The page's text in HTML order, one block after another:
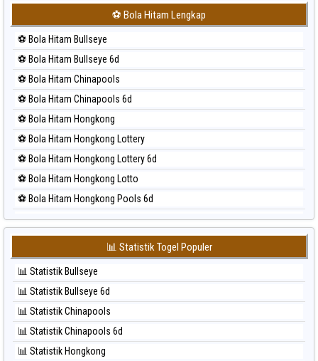
⚽ Bola Merah Japan 6d
⚽ Bola Merah Korea
⚽ Bola Merah Kuda Lari
⚽ Bola Merah Magnum Cambodia
⚽ Bola Merah Nagoya
⚽ Bola Merah North Carolina Day
⚽ Bola Merah Pcso
⚽ Bola Merah Sao Paulo
⚽ Bola Merah Singapore
⚽ Bola Merah Sydney
⚽ Bola Merah Sydney Lottery
⚽ Bola Merah Sydney Lottery 6d
⚽ Bola Merah Sydney Lotto
⚽ Bola Merah Sydney Pools 6d
⚽ Bola Merah Taipei
⚽ Bola Merah Taiwan
⚽ Bola Hitam Lengkap
⚽ Bola Hitam Bullseye
⚽ Bola Hitam Bullseye 6d
⚽ Bola Hitam Chinapools
⚽ Bola Hitam Chinapools 6d
⚽ Bola Hitam Hongkong
⚽ Bola Hitam Hongkong Lottery
⚽ Bola Hitam Hongkong Lottery 6d
⚽ Bola Hitam Hongkong Lotto
⚽ Bola Hitam Hongkong Pools 6d
⚽ Bola Hitam Japan
⚽ Bola Hitam Japan 6d
⚽ Bola Hitam Korea
⚽ Bola Hitam Kuda Lari
⚽ Bola Hitam Magnum Cambodia
⚽ Bola Hitam Nagoya
⚽ Bola Hitam North Carolina Day
⚽ Bola Hitam Pcso
📊 Statistik Togel Populer
📊 Statistik Bullseye
📊 Statistik Bullseye 6d
📊 Statistik Chinapools
📊 Statistik Chinapools 6d
📊 Statistik Hongkong